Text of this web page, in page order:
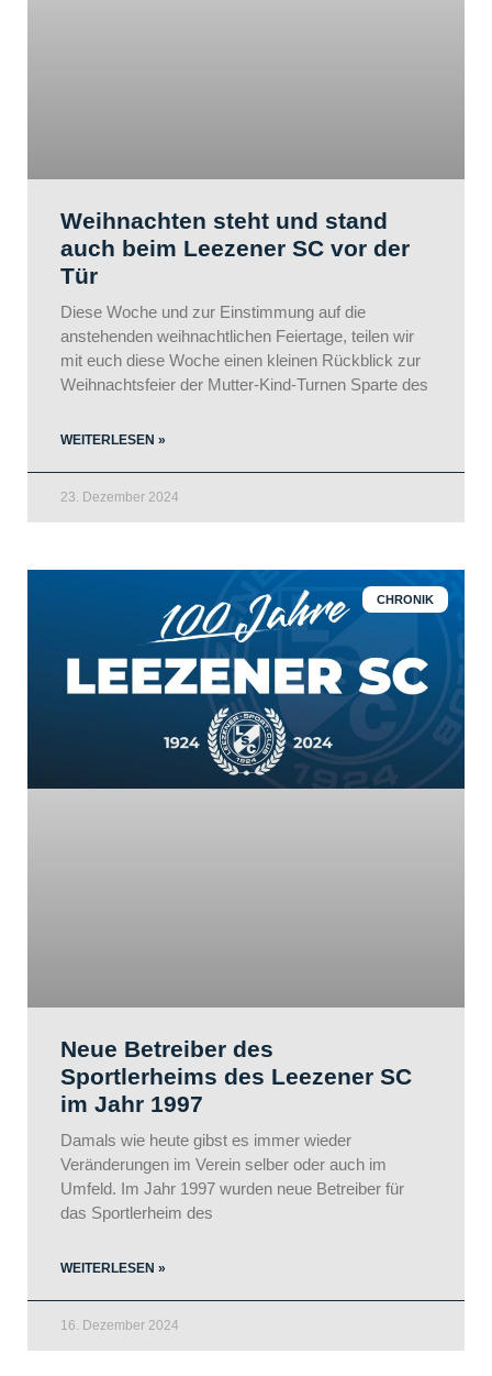
Weihnachten steht und stand
auch beim Leezener SC vor der
Tür
Diese Woche und zur Einstimmung auf die
anstehenden weihnachtlichen Feiertage, teilen wir
mit euch diese Woche einen kleinen Rückblick zur
Weihnachtsfeier der Mutter-Kind-Turnen Sparte des
WEITERLESEN »
23. Dezember 2024
CHRONIK
Neue Betreiber des
Sportlerheims des Leezener SC
im Jahr 1997
Damals wie heute gibst es immer wieder
Veränderungen im Verein selber oder auch im
Umfeld. Im Jahr 1997 wurden neue Betreiber für
das Sportlerheim des
WEITERLESEN »
16. Dezember 2024